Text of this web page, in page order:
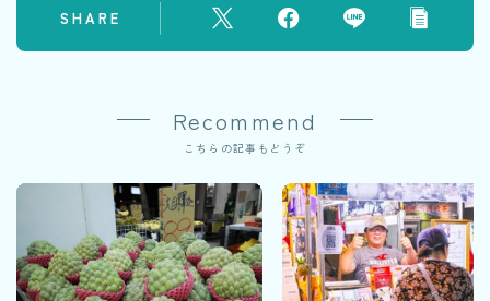
SHARE
Recommend
こちらの記事もどうぞ